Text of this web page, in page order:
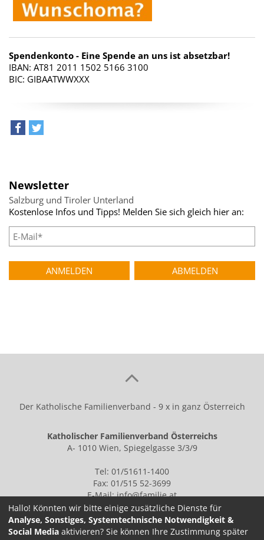
Spendenkonto - Eine Spende an uns ist absetzbar!
IBAN: AT81 2011 1502 5166 3100
BIC: GIBAATWWXXX
Newsletter
Salzburg und Tiroler Unterland
Kostenlose Infos und Tipps! Melden Sie sich gleich hier an:
Der Katholische Familienverband - 9 x in ganz Österreich
Katholischer Familienverband Österreichs
A- 1010 Wien, Spiegelgasse 3/3/9
Tel: 01/51611-1400
Fax: 01/515 52-3699
E-Mail:info@familie.at
Hallo! Könnten wir bitte einige zusätzliche Dienste für
Analyse, Sonstiges, Systemtechnische Notwendigkeit &
Social Media aktivieren? Sie können Ihre Zustimmung später